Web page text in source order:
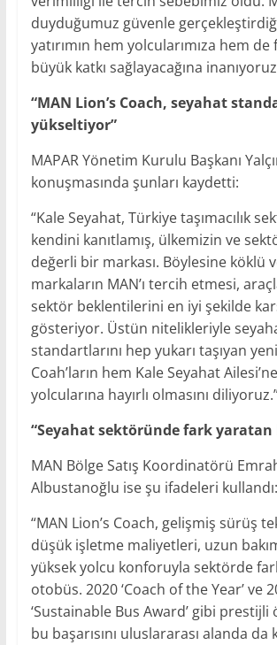
duyduğumuz güvenle
yatırımın hem yolcularımıza hem de
büyük katkı sağlayacağına
“MAN Lion’s Coach, seyahat
yükseltiyor”
MAPAR Yönetim Kurulu Başkanı
konuşmasında şunları kaydetti:
“Kale Seyahat, Türkiye taşımacılık
kendini kanıtlamış, ülkemizin ve
değerli bir markası. Böylesine köklü
markaların MAN’ı tercih etmesi,
sektör beklentilerini en iyi şekilde
gösteriyor. Üstün nitelikleriyle
standartlarını hep yukarı taşıyan
Coah’ların hem Kale Seyahat
yolcularına hayırlı olmasını
“Seyahat sektöründe fark yaratan
MAN Bölge Satış Koordinatörü
Albustanoğlu ise şu ifadeleri kullandı:
“MAN Lion’s Coach, gelişmiş sürüş
düşük işletme maliyetleri, uzun
yüksek yolcu konforuyla sektörde
otobüs. 2020 ‘Coach of the Year’ ve
‘Sustainable Bus Award’ gibi
bu başarısını uluslararası alanda da